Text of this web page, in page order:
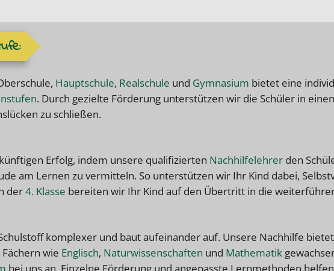
Hauptschule, Realschule und Gymnasium bietet eine
. Durch gezielte Förderung unterstützen wir die Schüler in
zu schließen.
Erfolg, indem unsere qualifizierten Nachhilfelehrer den
am Lernen zu vermitteln. So unterstützen wir Ihr Kind dabei,
der4. Klasse bereiten wir Ihr Kind auf den Übertritt in die
komplexer und baut aufeinander auf. Unsere Nachhilfe
wie Englisch, Naturwissenschaften und Mathematik
bei uns an. Einzelne Förderung und angepasste Lernmethoden